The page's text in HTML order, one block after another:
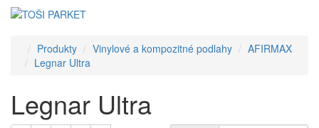
Produkty Vinylové a kompozitné podlahy
AFIRMAX
Legnar Ultra
Legnar Ultra